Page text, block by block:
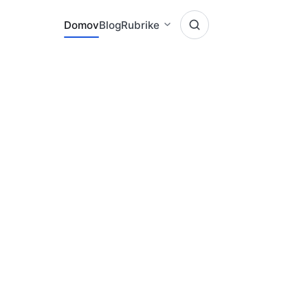
DomovBlogRubrike